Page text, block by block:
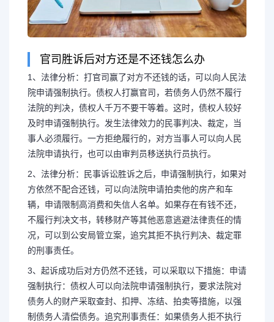
官司胜诉后对方还是不还钱怎么办
1、法律分析：打官司赢了对方不还钱的话，可以向人民法
院申请强制执行。债权人打赢官司，若债务人仍然不履行
法院的判决，债权人千万不要干等着。这时，债权人较好
及时申请强制执行。发生法律效力的民事判决、裁定，当
事人必须履行。一方拒绝履行的，对方当事人可以向人民
法院申请执行，也可以由审判员移送执行员执行。
2、法律分析：民事诉讼胜诉之后，申请强制执行，如果对
方依然不配合还钱，可以向法院申请拍卖他的房产和车
辆，申请限制高消费和失信人名单。如果存在有钱不还，
不履行判决文书，转移财产等其他恶意逃避法律责任的情
况，可以到公安局管立案，追究其拒不执行判决、裁定罪
的刑事责任。
3、起诉成功后对方仍然不还钱，可以采取以下措施：申请
强制执行：债权人可以向法院申请强制执行，要求法院对
债务人的财产采取查封、扣押、冻结、拍卖等措施，以强
制债务人清偿债务。追究刑事责任：如果债务人拒不执行